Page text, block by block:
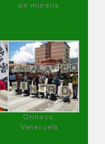
sin minería.
Orinoco,
Venezuela